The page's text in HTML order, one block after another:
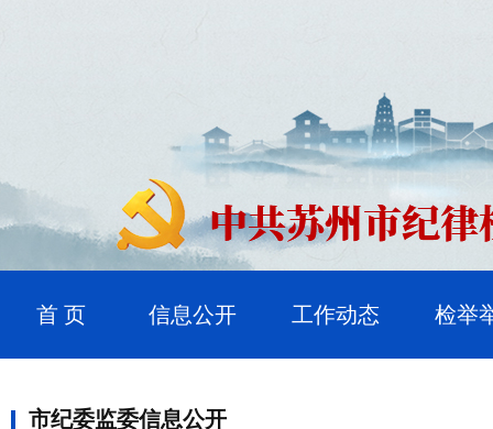
首 页 信息公开 工作动态 检举
市纪委监委信息公开